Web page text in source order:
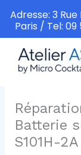
contenu
Batterie
S101H-2A
Adresse: 3
Paris / Tel: